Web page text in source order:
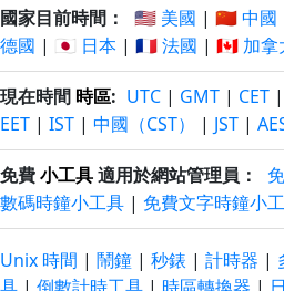
21 小時
以前
27/7/2026
21
以
國家目前時間： 🇺🇸 美國 | 🇨🇳 中國
德國 | 🇯🇵 日本 | 🇫🇷 法國 | 🇨🇦 加拿
現在時間 時區: UTC | GMT | CET |
EET | IST | 中國（CST） | JST |
免費小工具適用於網站管理員：
數碼時鐘小工具 | 免費文字時鐘小
Unix 時間 | 鬧鐘 | 秒錶 | 計時器 |